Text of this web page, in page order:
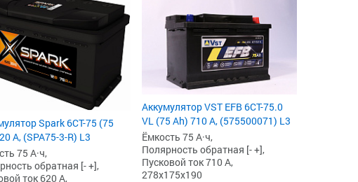
Spark 6СТ-75 (75
А, (SPA75-3-R) L3
75 А·ч,
обратная [- +],
ток 620 А,
Аккумулятор VST EFB 6СТ-75.0
VL (75 Ah) 710 А, (575500071) L3
Ёмкость 75 А·ч,
Полярность обратная [- +],
Пусковой ток 710 А,
278x175x190